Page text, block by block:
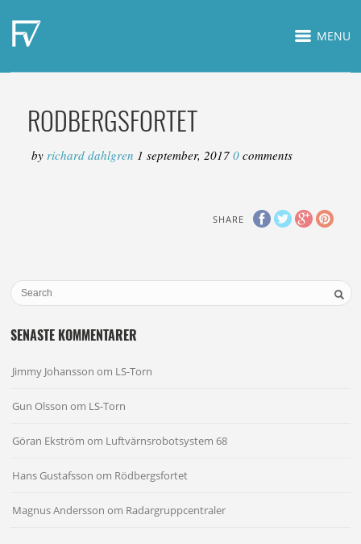
MENU
RODBERGSFORTET
byrichard dahlgren 1 september, 2017 0comments
SHARE
SENASTE KOMMENTARER
Jimmy Johansson om LS-Torn
Gun Olsson om LS-Torn
Göran Ekström om Luftvärnsrobotsystem 68
Hans Gustafsson om Rödbergsfortet
Magnus Andersson om Radargruppcentraler